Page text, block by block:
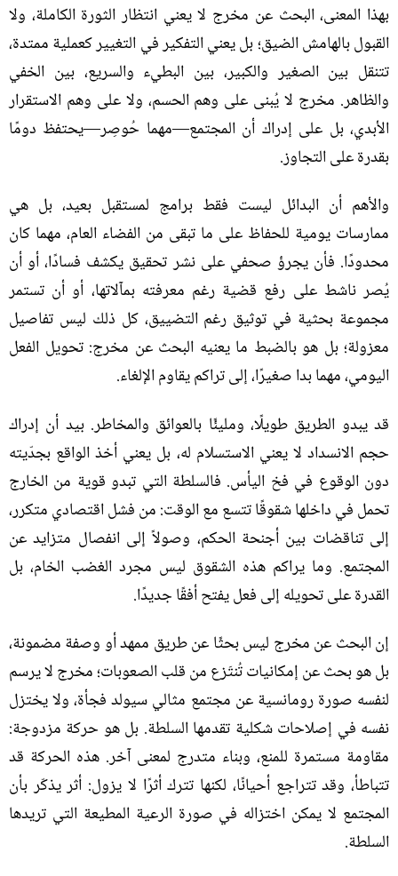
بهذا المعنى، البحث عن مخرج لا يعني انتظار الثورة الكاملة، ولا
القبول بالهامش الضيق؛ بل يعني التفكير في التغيير كعملية ممتدة،
تتنقل بين الصغير والكبير، بين البطيء والسريع، بين الخفي
والظاهر. مخرج لا يُبنى على وهم الحسم، ولا على وهم الاستقرار
الأبدي، بل على إدراك أن المجتمع—مهما حُوصِر—يحتفظ دومًا
بقدرة على التجاوز.
والأهم أن البدائل ليست فقط برامج لمستقبل بعيد، بل هي
ممارسات يومية للحفاظ على ما تبقى من الفضاء العام، مهما كان
محدودًا. فأن يجرؤ صحفي على نشر تحقيق يكشف فسادًا، أو أن
يُصر ناشط على رفع قضية رغم معرفته بمآلاتها، أو أن تستمر
مجموعة بحثية في توثيق رغم التضييق، كل ذلك ليس تفاصيل
معزولة؛ بل هو بالضبط ما يعنيه البحث عن مخرج: تحويل الفعل
اليومي، مهما بدا صغيرًا، إلى تراكم يقاوم الإلغاء.
قد يبدو الطريق طويلًا، ومليئًا بالعوائق والمخاطر. بيد أن إدراك
حجم الانسداد لا يعني الاستسلام له، بل يعني أخذ الواقع بجدّيته
دون الوقوع في فخ اليأس. فالسلطة التي تبدو قوية من الخارج
تحمل في داخلها شقوقًا تتسع مع الوقت:من فشل اقتصادي متكرر،
إلى تناقضات بين أجنحة الحكم، وصولاً إلى انفصال متزايد عن
المجتمع. وما يراكم هذه الشقوق ليس مجرد الغضب الخام، بل
القدرة على تحويله إلى فعل يفتح أفقًا جديدًا.
إن البحث عن مخرج ليس بحثًا عن طريق ممهد أو وصفة مضمونة،
بل هو بحث عن إمكانيات تُنتَزع من قلب الصعوبات؛ مخرج لا يرسم
لنفسه صورة رومانسية عن مجتمع مثالي سيولد فجأة، ولا يختزل
نفسه في إصلاحات شكلية تقدمها السلطة. بل هو حركة مزدوجة:
مقاومة مستمرة للمنع، وبناء متدرج لمعنى آخر. هذه الحركة قد
تتباطأ، وقد تتراجع أحيانًا، لكنها تترك أثرًا لا يزول: أثر يذكّر بأن
المجتمع لا يمكن اختزاله في صورة الرعية المطيعة التي تريدها
السلطة.